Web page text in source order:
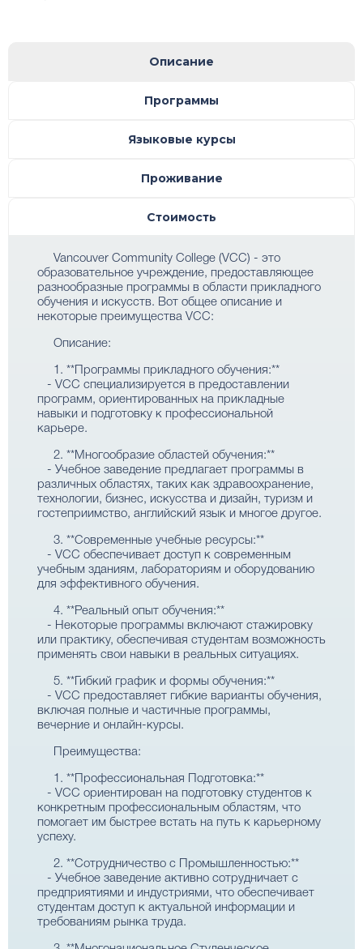
Описание
Программы
Языковые курсы
Проживание
Стоимость
Vancouver Community College (VCC) - это
образовательное учреждение, предоставляющее
разнообразные программы в области прикладного
обучения и искусств. Вот общее описание и
некоторые преимущества VCC:
Описание:
1. **Программы прикладного обучения:**
- VCC специализируется в предоставлении
программ, ориентированных на прикладные
навыки и подготовку к профессиональной
карьере.
2. **Многообразие областей обучения:**
- Учебное заведение предлагает программы в
различных областях, таких как здравоохранение,
технологии, бизнес, искусства и дизайн, туризм и
гостеприимство, английский язык и многое другое.
3. **Современные учебные ресурсы:**
- VCC обеспечивает доступ к современным
учебным зданиям, лабораториям и оборудованию
для эффективного обучения.
4. **Реальный опыт обучения:**
- Некоторые программы включают стажировку
или практику, обеспечивая студентам возможность
применять свои навыки в реальных ситуациях.
5. **Гибкий график и формы обучения:**
- VCC предоставляет гибкие варианты обучения,
включая полные и частичные программы,
вечерние и онлайн-курсы.
Преимущества:
1. **Профессиональная Подготовка:**
- VCC ориентирован на подготовку студентов к
конкретным профессиональным областям, что
помогает им быстрее встать на путь к карьерному
успеху.
2. **Сотрудничество с Промышленностью:**
- Учебное заведение активно сотрудничает с
предприятиями и индустриями, что обеспечивает
студентам доступ к актуальной информации и
требованиям рынка труда.